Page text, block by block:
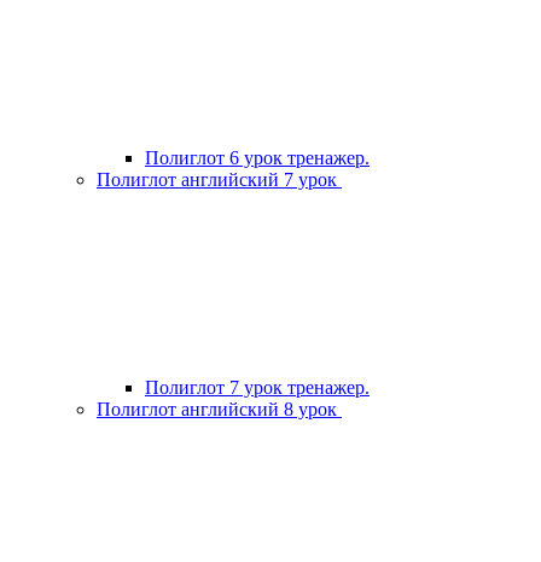
Полиглот 6 урок тренажер.
Полиглот английский 7 урок
Полиглот 7 урок тренажер.
Полиглот английский 8 урок